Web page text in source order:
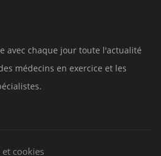
avec chaque jour toute l'actualité
médecins en exercice et les
cookies